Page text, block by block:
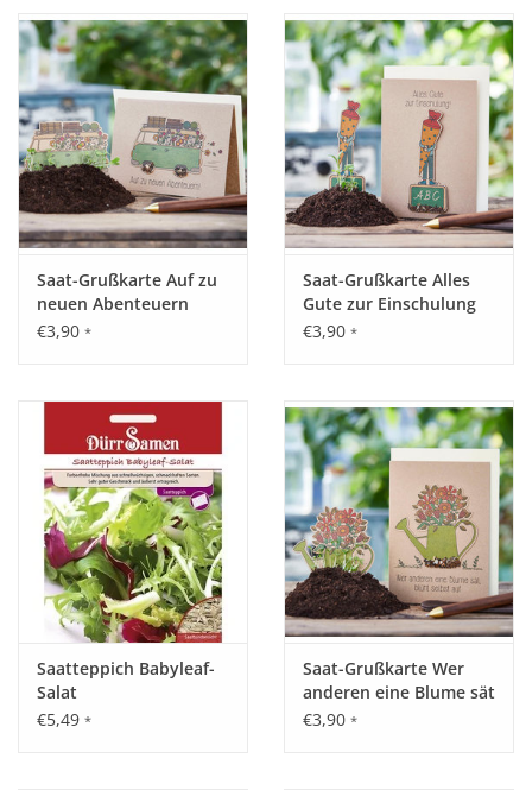
Saat-Grußkarte Auf zu
neuen Abenteuern
€3,90 *
Saat-Grußkarte Alles
Gute zur Einschulung
€3,90 *
Saatteppich Babyleaf-
Salat
€5,49 *
Saat-Grußkarte Wer
anderen eine Blume sät
€3,90 *